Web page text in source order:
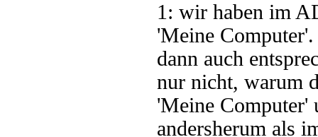
1: wir haben im
'Meine
dann auch
nur nicht, warum
'Meine Computer'
andersherum als